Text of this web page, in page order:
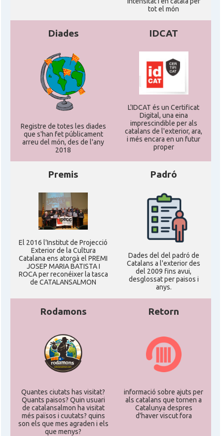
CAMON Catalans a WISCONSIN
Catalans a WYOMING
Casal
American Institute for Catalan
Studies (AICS)
Casal Català de Minnesota
Casal Casal Català del Nord de Califòrnia
Casal
Casal dels Països Catalans a
Casal Catalan Institute of America
Casal Fundació Paulí Bellet
Casal
North American Catalan Society
(NACS)
Acció ACCIÓ a Austin
Acció Acció a New York
Acció ACCIÓ a Silicon Valley
Acció Acció a Washington DC
Acció ACCIÓ Miami
tot el món
Diades
Registre de totes les diades
que s'han fet públicament
arreu del món, des de l'any
2018
IDCAT
L'IDCAT és un Certificat
Digital, una eina
imprescindible per als
catalans de l'exterior, ara,
i més encara en un futur
proper
Premis
El 2016 l'Institut de Projecció
Exterior de la Cultura
Catalana ens atorgà el PREMI
JOSEP MARIA BATISTA I
ROCA per reconéixer la tasca
de CATALANSALMON
Padró
Dades del del padró de
Catalans a l'exterior des
del 2009 fins avui,
desglossat per paisos i
anys.
Rodamons
Quantes ciutats has visitat?
Quants paisos? Quin usuari
de catalansalmon ha visitat
més països i cuutats? quins
son els que mes agraden i els
que menys?
Retorn
informació sobre ajuts per
als catalans que tornen a
Catalunya despres
d'haver viscut fora